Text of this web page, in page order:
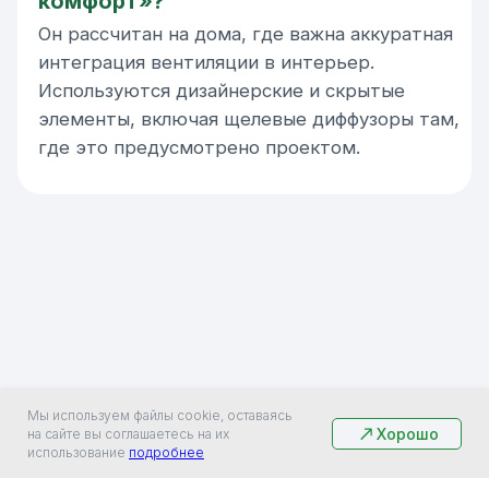
Мы используем файлы cookie, оставаясь
на сайте вы соглашаетесь на их
использование подробнее
Хорошо